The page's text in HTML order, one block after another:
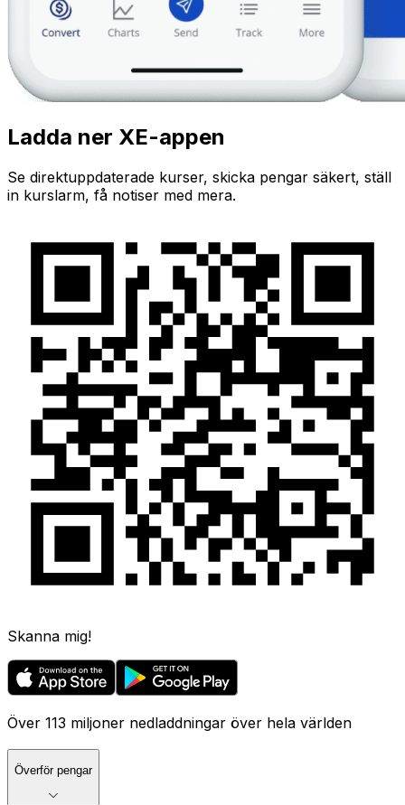
Ladda ner XE-appen
Se direktuppdaterade kurser, skicka pengar säkert, ställ
in kurslarm, få notiser med mera.
Skanna mig!
Över 113 miljoner nedladdningar över hela världen
Överför pengar